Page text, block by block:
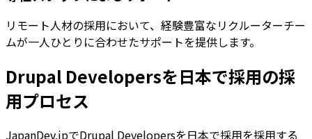
リモート人材の採用において、経験豊富なリクルーターチー
ムが一人ひとりに合わせたサポートを提供します。
Drupal Developersを日本で採用の採
用プロセス
JapanDev.jpでDrupal Developersを日本で採用を採用する